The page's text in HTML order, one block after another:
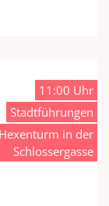
11:00 Uhr
Stadtführungen
Hexenturm in der
Schlossergasse